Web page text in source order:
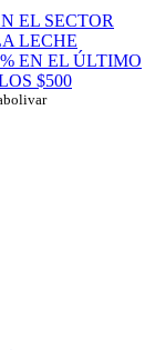
EL SECTOR
LECHE
EN EL ÚLTIMO
$500